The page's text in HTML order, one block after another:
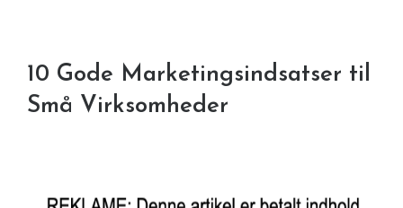
10 Gode Marketingsindsatser til
Små Virksomheder